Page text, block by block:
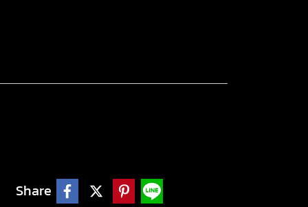
Share